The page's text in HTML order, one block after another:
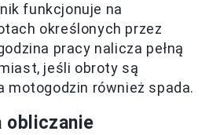
funkcjonuje na
określonych przez
pracy nalicza pełną
jeśli obroty są
motogodzin również spada.
obliczanie